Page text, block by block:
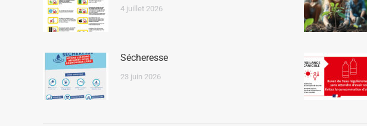
4 juillet 2026
Sécheresse
23 juin 2026